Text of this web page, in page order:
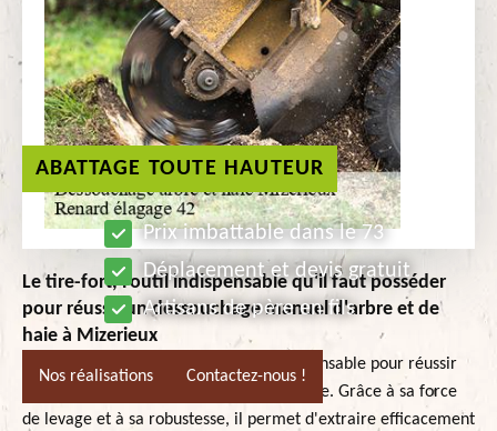
ABATTAGE TOUTE HAUTEUR
Prix imbattable dans le 73
Déplacement et devis gratuit
Artisans de père en fils
Nos réalisations Contactez-nous !
Le tire-fort, l'outil indispensable qu'il faut posséder
pour réussir un dessouchage manuel d'arbre et de
haie à Mizerieux
À Mizerieux, le tire-fort est l'outil indispensable pour réussir
un dessouchage manuel d'arbre et de haie. Grâce à sa force
de levage et à sa robustesse, il permet d'extraire efficacement